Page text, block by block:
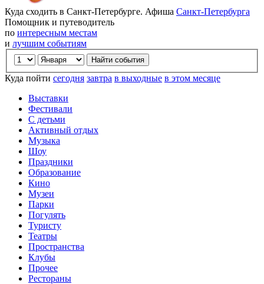
Куда сходить в Санкт-Петербурге. Афиша Санкт-Петербурга
Помощник и путеводитель
по интересным местам
и лучшим событиям
Куда пойти сегодня завтра в выходные в этом месяце
Выставки
Фестивали
С детьми
Активный отдых
Музыка
Шоу
Праздники
Образование
Кино
Музеи
Парки
Погулять
Туристу
Театры
Пространства
Клубы
Прочее
Рестораны